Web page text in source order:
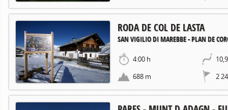
RODA DE COL DE LASTA
SAN VIGILIO DI MAREBBE - PLAN DE
4:00 h
688 m
2